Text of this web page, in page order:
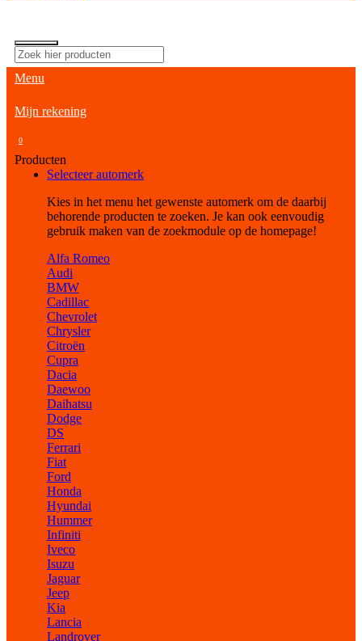
Menu
Mijn rekening
0
Producten
Selecteer automerk
Kies in het menu het gewenste automerk om de daarbij
behorende producten te zoeken. Je kan ook eenvoudig
gebruik maken van de zoekmodule op de homepage!
Alfa Romeo
Audi
BMW
Cadillac
Chevrolet
Chrysler
Citroën
Cupra
Dacia
Daewoo
Daihatsu
Dodge
DS
Ferrari
Fiat
Ford
Honda
Hyundai
Hummer
Infiniti
Iveco
Isuzu
Jaguar
Jeep
Kia
Lancia
Landrover